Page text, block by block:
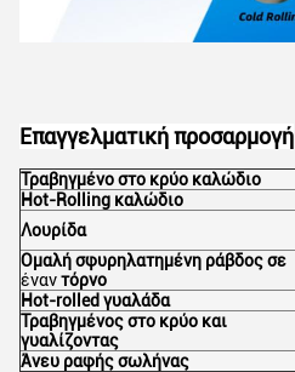
Επαγγελματική προσαρμογή
Τραβηγμένο στο κρύο καλώδιο
Hot-Rolling καλώδιο
Λουρίδα
Ομαλή σφυρηλατημένη ράβδος σε
έναντόρνο
Hot-rolled γυαλάδα
Τραβηγμένος στο κρύο και
γυαλίζοντας
Άνευ ραφής σωλήνας